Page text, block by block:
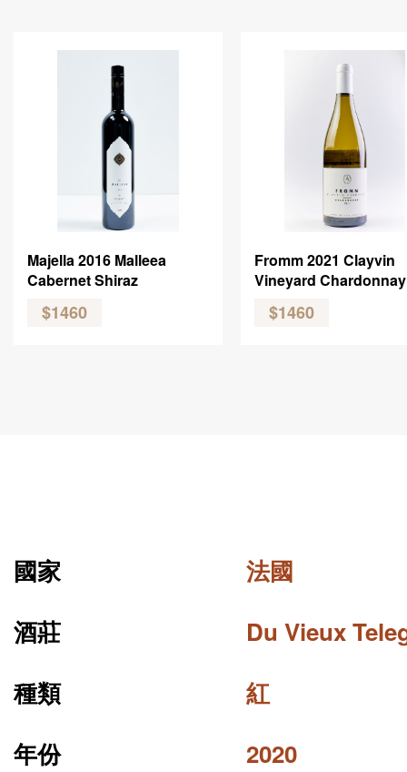
Majella 2016 Malleea
Cabernet Shiraz
$1460
Fromm 2021 Clayvin
Vineyard Chardonnay
$1460
國家
法國
酒莊
Du Vieux
種類
紅
年份
2020